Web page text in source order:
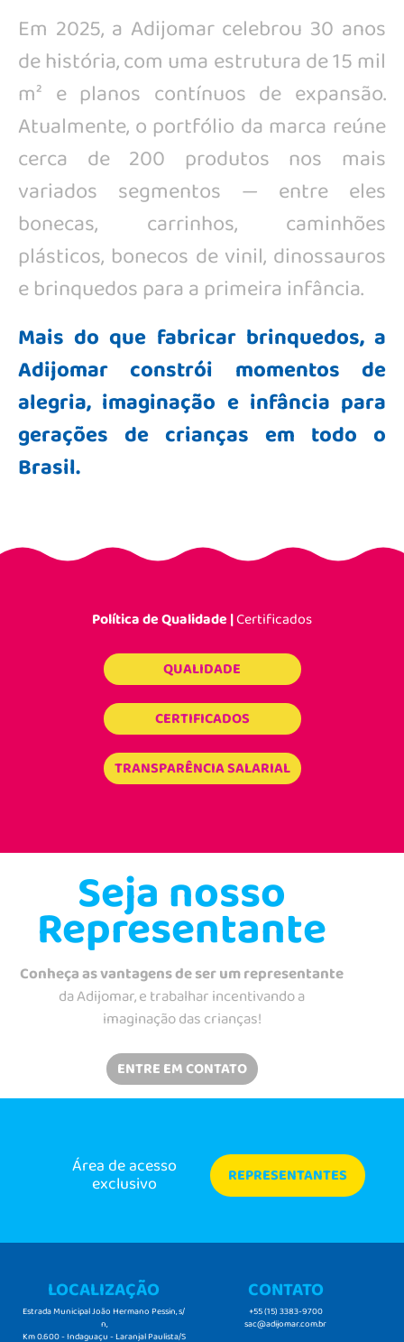
Em 2025, a Adijomar celebrou 30 anos
de história, com uma estrutura de 15 mil
m² e planos contínuos de expansão.
Atualmente, o portfólio da marca reúne
cerca de 200 produtos nos mais
variados segmentos — entre eles
bonecas, carrinhos, caminhões
plásticos, bonecos de vinil, dinossauros
e brinquedos para a primeira infância.
Mais do que fabricar brinquedos, a
Adijomar constrói momentos de
alegria, imaginação e infância para
gerações de crianças em todo o
Brasil.
Política de Qualidade |Certificados
QUALIDADE
CERTIFICADOS
TRANSPARÊNCIA SALARIAL
Seja nosso
Representante
Conheça as vantagens de ser um representante
da Adijomar, e trabalhar incentivando a
imaginação das crianças!
ENTRE EM CONTATO
Área de acesso
exclusivo REPRESENTANTES
LOCALIZAÇÃO
Estrada Municipal João Hermano Pessin, s/
n,
Km 0.600 - Indaguaçu - Laranjal Paulista/S
CONTATO
+55 (15) 3383-9700
sac@adijomar.com.br